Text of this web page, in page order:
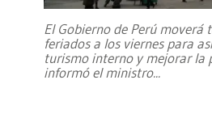
El Gobierno de Perú moverá
feriados a los viernes para
turismo interno y mejorar la
informó el ministro...